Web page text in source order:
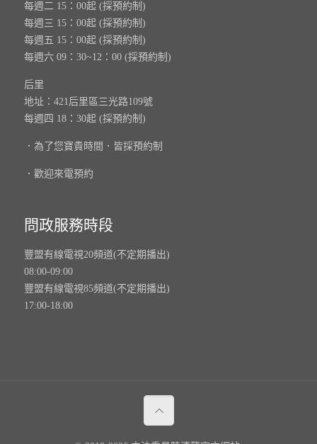
每週二 15：00起 (採預約制)
每週三 15：00起 (採預約制)
每週五 15：00起 (採預約制)
每週六 09：30~12：00 (採預約制)
后里
地址：421后里區三光路109號
每週四 18：30起 (採預約制)
．為了您寶貴時間．皆採預約制
．歡迎來電預約
問政服務時段
豐盟有線電視20頻道(不定期播出)
08:00-09:00
豐盟有線電視85頻道(不定期播出)
17:00-18:00